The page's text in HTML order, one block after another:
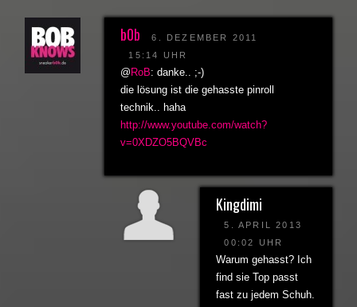
b0b
6. DEZEMBER 2011
15:14 UHR
@ RoB: danke.. ;-)
die lösung ist die gehasste pinroll
technik.. haha
http://www.youtube.com/watch?
v=0XDZO5BQVBc
Kingdimi
5. APRIL 2013
00:02 UHR
Warum gehasst? Ich
find sie Top passt
fast zu jedem Schuh.